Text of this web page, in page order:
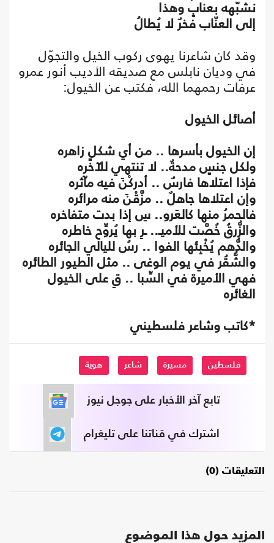
نشبّهه بعنابٍ وهذا
إلى العنّاب فخرٌ لا يُطالُ
وقد كان شاعرنا يهوى ركوب الخيل والتجوّل
في وديان نابلس مع صديقه الأديب أنور عمرو
عرفات رحمهما الله، فكتب عن الخيول:
أصائل الخيول
إن الخيول بأسرها .. من أي شكلٍ زاهره
ولكل جنسٍ مدحةٌ.. لا تنتهي للآخره
فإذا اعتلاها فارسٌ .. أدركْنَ فيه مآثره
وإن اعتلاها جاهلٌ .. مزَّقْنَ منه مرائره
فالحمرُ منها كالعَرو.. سِ إذا بدت متفاخره
والزُّرقُ خُصَّت للأميـ.. ـرِ بها يُروِّح خاطره
والدُّهم يُخْبِئها الفوا .. رسُ لليالي الجائره
والشُّقُر في يوم الوغى .. مثل الطيور الطائره
فهي الأميرة في السِّبا .. قِ على الخيول
الغائره
*كاتب وشاعر فلسطيني
فلسطين مسيرة شاعر هوية
تابع آخر الأخبار على جوجل نيوز
اشترك في قناتنا على تليغرام
التعليقات (0)
المزيد حول هذا الموضوع